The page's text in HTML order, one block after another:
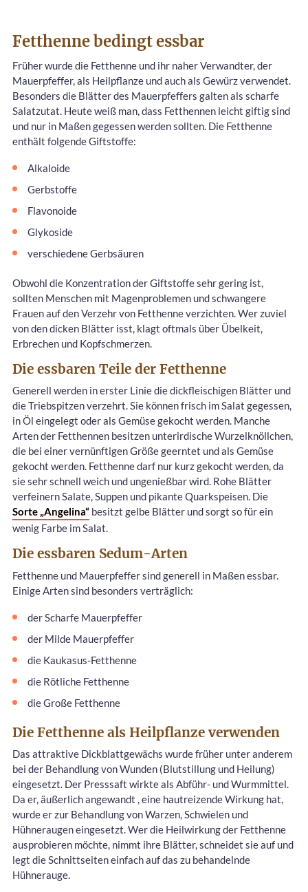
Fetthenne bedingt essbar
Früher wurde die Fetthenne und ihr naher Verwandter, der
Mauerpfeffer, als Heilpflanze und auch als Gewürz verwendet.
Besonders die Blätter des Mauerpfeffers galten als scharfe
Salatzutat. Heute weiß man, dass Fetthennen leicht giftig sind
und nur in Maßen gegessen werden sollten. Die Fetthenne
enthält folgende Giftstoffe:
Alkaloide
Gerbstoffe
Flavonoide
Glykoside
verschiedene Gerbsäuren
Obwohl die Konzentration der Giftstoffe sehr gering ist,
sollten Menschen mit Magenproblemen und schwangere
Frauen auf den Verzehr von Fetthenne verzichten. Wer zuviel
von den dicken Blätter isst, klagt oftmals über Übelkeit,
Erbrechen und Kopfschmerzen.
Die essbaren Teile der Fetthenne
Generell werden in erster Linie die dickfleischigen Blätter und
die Triebspitzen verzehrt. Sie können frisch im Salat gegessen,
in Öl eingelegt oder als Gemüse gekocht werden. Manche
Arten der Fetthennen besitzen unterirdische Wurzelknöllchen,
die bei einer vernünftigen Größe geerntet und als Gemüse
gekocht werden. Fetthenne darf nur kurz gekocht werden, da
sie sehr schnell weich und ungenießbar wird. Rohe Blätter
verfeinern Salate, Suppen und pikante Quarkspeisen. Die
Sorte „Angelina“ besitzt gelbe Blätter und sorgt so für ein
wenig Farbe im Salat.
Die essbaren Sedum-Arten
Fetthenne und Mauerpfeffer sind generell in Maßen essbar.
Einige Arten sind besonders verträglich:
der Scharfe Mauerpfeffer
der Milde Mauerpfeffer
die Kaukasus-Fetthenne
die Rötliche Fetthenne
die Große Fetthenne
Die Fetthenne als Heilpflanze verwenden
Das attraktive Dickblattgewächs wurde früher unter anderem
bei der Behandlung von Wunden (Blutstillung und Heilung)
eingesetzt. Der Presssaft wirkte als Abführ- und Wurmmittel.
Da er, äußerlich angewandt , eine hautreizende Wirkung hat,
wurde er zur Behandlung von Warzen, Schwielen und
Hühneraugen eingesetzt. Wer die Heilwirkung der Fetthenne
ausprobieren möchte, nimmt ihre Blätter, schneidet sie auf und
legt die Schnittseiten einfach auf das zu behandelnde
Hühnerauge.